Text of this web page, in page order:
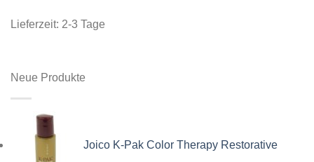
Lieferzeit: 2-3 Tage
Neue Produkte
Joico K-Pak Color Therapy Restorative